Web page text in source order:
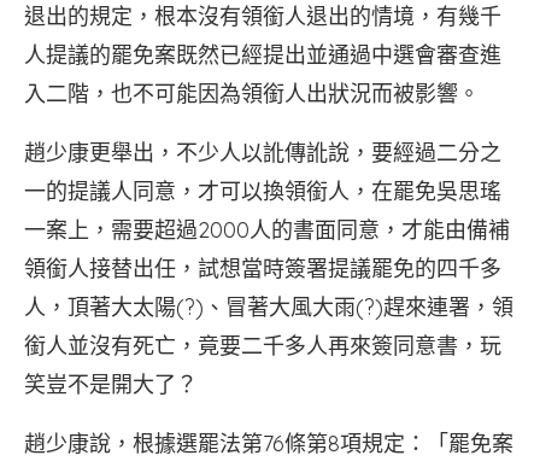
退出的規定，根本沒有領銜人退出的情境，有幾千
人提議的罷免案既然已經提出並通過中選會審查進
入二階，也不可能因為領銜人出狀況而被影響。
趙少康更舉出，不少人以訛傳訛說，要經過二分之
一的提議人同意，才可以換領銜人，在罷免吳思瑤
一案上，需要超過2000人的書面同意，才能由備補
領銜人接替出任，試想當時簽署提議罷免的四千多
人，頂著大太陽(?)、冒著大風大雨(?)趕來連署，領
銜人並沒有死亡，竟要二千多人再來簽同意書，玩
笑豈不是開大了？
趙少康說，根據選罷法第76條第8項規定：「罷免案